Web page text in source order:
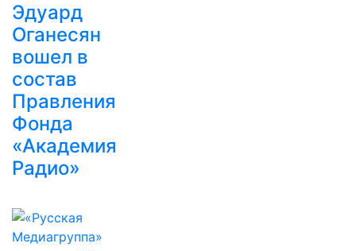
Эдуард
Оганесян
вошел в
состав
Правления
Фонда
«Академия
Радио»